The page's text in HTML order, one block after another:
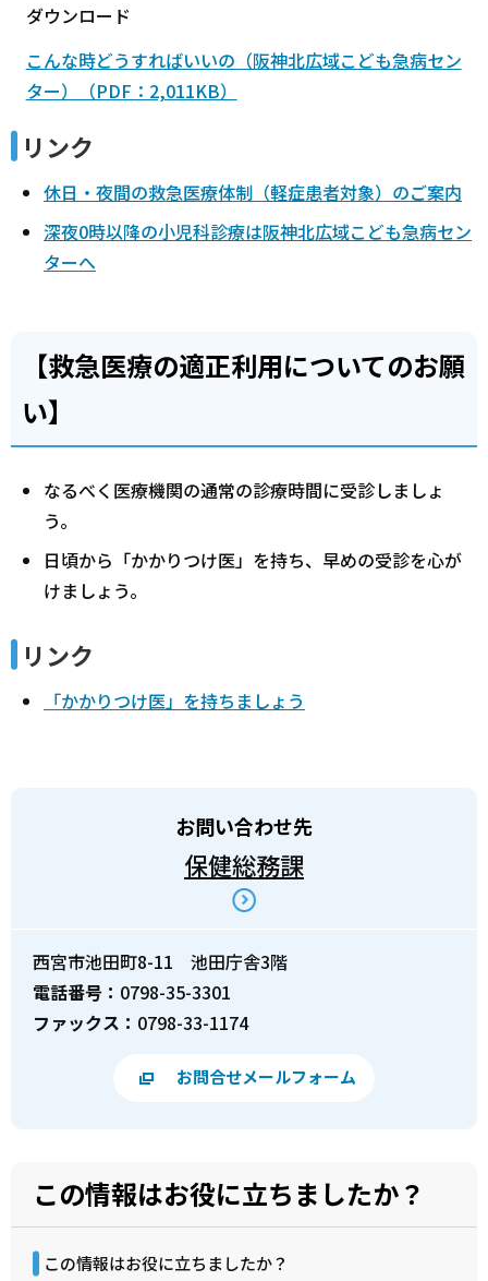
ダウンロード
こんな時どうすればいいの（阪神北広域こども急病セン
ター）（PDF：2,011KB）
リンク
休日・夜間の救急医療体制（軽症患者対象）のご案内
深夜0時以降の小児科診療は阪神北広域こども急病セン
ターへ
【救急医療の適正利用についてのお願
い】
なるべく医療機関の通常の診療時間に受診しましょ
う。
日頃から「かかりつけ医」を持ち、早めの受診を心が
けましょう。
リンク
「かかりつけ医」を持ちましょう
お問い合わせ先
保健総務課
西宮市池田町8-11 池田庁舎3階
電話番号： 0798-35-3301
ファックス： 0798-33-1174
お問合せメールフォーム
この情報はお役に立ちましたか？
この情報はお役に立ちましたか？